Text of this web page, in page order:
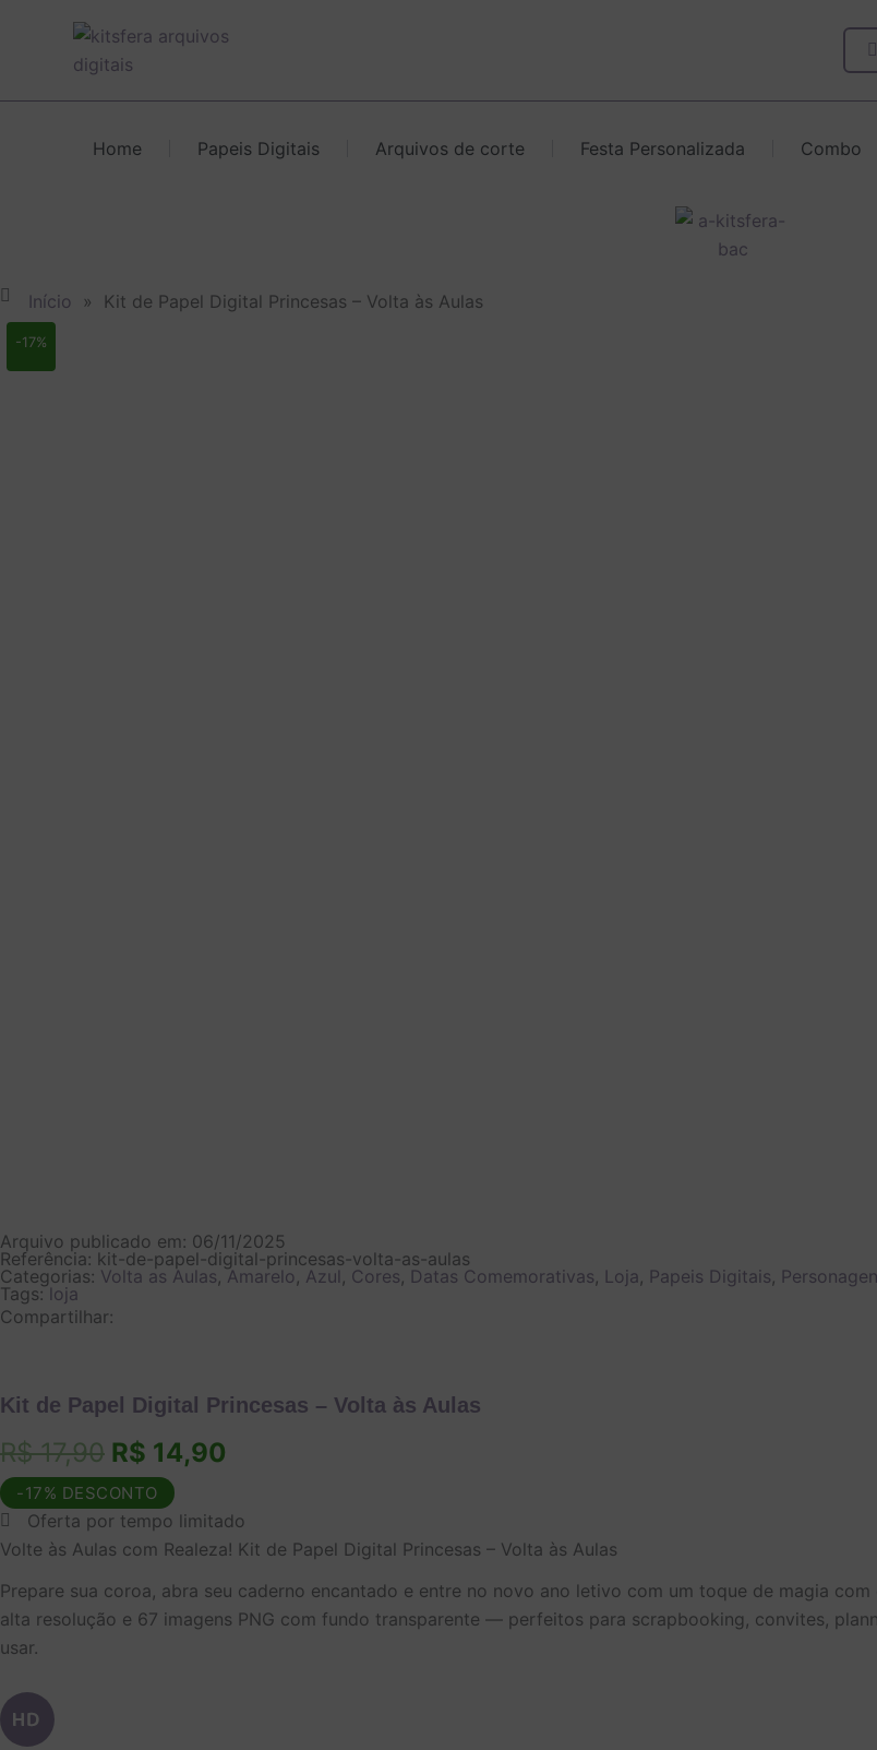
conteúdo
Home Papeis Digitais Arquivos de corte Festa Personalizada Combo
Início » Kit de Papel Digital Princesas – Volta às Aulas
-17%
Arquivo publicado em: 06/11/2025
Referência: kit-de-papel-digital-princesas-volta-as-aulas
Categorias: Volta as Aulas ,Amarelo Azul Cores Datas Comemorativas Loja Papeis Digitais
Tags:loja
Compartilhar:
Kit de Papel Digital Princesas – Volta às Aulas
R$17,90 O
preço
original
R$ 17,90.
R$ 14,90
atual
R$ 14,90.
-17% DESCONTO
Oferta por tempo limitado
Volte às Aulas com Realeza! Kit de Papel Digital Princesas – Volta às Aulas
Prepare sua coroa, abra seu caderno encantado e entre no novo ano letivo com um toque de magia
alta resolução e 67 imagens PNG com fundo transparente — perfeitos para scrapbooking, convites,
usar.